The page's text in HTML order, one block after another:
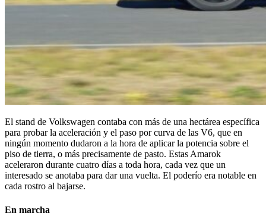
El stand de Volkswagen contaba con más de una hectárea específica
para probar la aceleración y el paso por curva de las V6, que en
ningún momento dudaron a la hora de aplicar la potencia sobre el
piso de tierra, o más precisamente de pasto. Estas Amarok
aceleraron durante cuatro días a toda hora, cada vez que un
interesado se anotaba para dar una vuelta. El poderío era notable en
cada rostro al bajarse.
En marcha